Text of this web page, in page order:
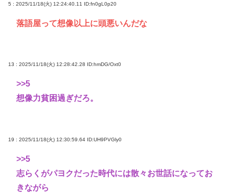
5 : 2025/11/18(火) 12:24:40.11 ID:fn0gL0p20
落語屋って想像以上に頭悪いんだな
13 : 2025/11/18(火) 12:28:42.28 ID:hmDG/Oxt0
>>5
想像力貧困過ぎだろ。
19 : 2025/11/18(火) 12:30:59.64 ID:UH9PVGly0
>>5
志らくがパヨクだった時代には散々お世話になってお
きながら